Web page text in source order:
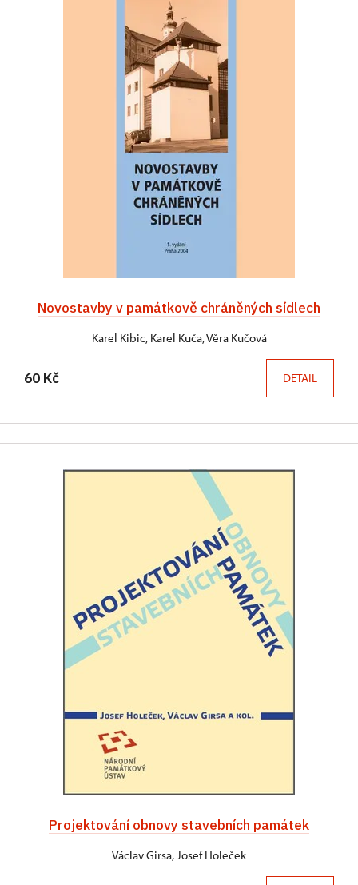
Novostavby v památkově chráněných sídlech
Karel Kibic, Karel Kuča, Věra Kučová
60 Kč DETAIL
Projektování obnovy stavebních památek
Václav Girsa, Josef Holeček